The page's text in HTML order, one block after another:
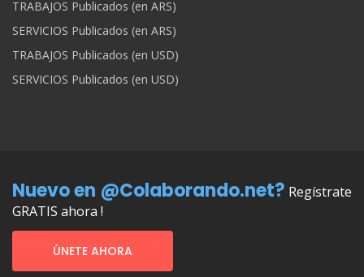
TRABAJOS Publicados (en ARS)
SERVICIOS Publicados (en ARS)
TRABAJOS Publicados (en USD)
SERVICIOS Publicados (en USD)
Nuevo en @Colaborando.net? Regístrate
GRATIS ahora !
ÚNETE AHORA